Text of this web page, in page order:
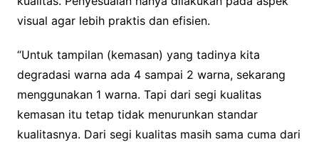
visual agar lebih praktis dan efisien.
“Untuk tampilan (kemasan) yang tadinya kita
degradasi warna ada 4 sampai 2 warna, sekarang
menggunakan 1 warna. Tapi dari segi kualitas
kemasan itu tetap tidak menurunkan standar
kualitasnya. Dari segi kualitas masih sama cuma dari